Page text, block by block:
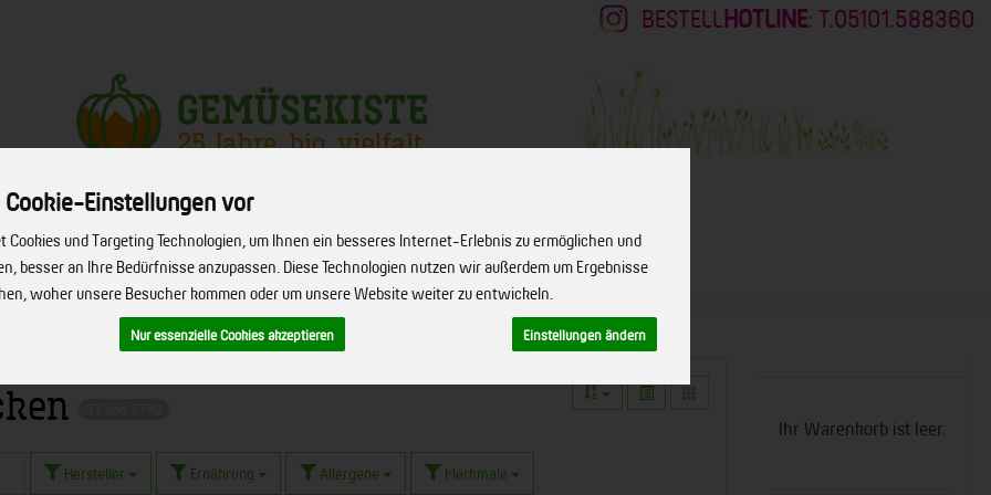
Cookie-Einstellungen vor
Cookies und Targeting Technologien, um Ihnen ein besseres Internet-Erlebnis zu ermöglichen und
besser an Ihre Bedürfnisse anzupassen. Diese Technologien nutzen wir außerdem um Ergebnisse
woher unsere Besucher kommen oder um unsere Website weiter zu entwickeln.
Nur essenzielle Cookies akzeptieren Einstellungen ändern
BESTELL HOTLINE: T.05101.588360
Produkt
FIRMENSERVICE REZEPTE BIO-HÖFE ÜBER UNS KONTAKT
Hersteller Ernährung Allergene Merkmale
Ihr Warenkorb ist leer.